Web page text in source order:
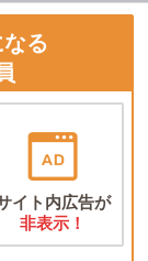
る
イト内広告が
非表示！